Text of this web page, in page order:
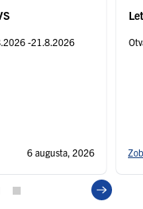
-21.8.2026
6 augusta, 2026